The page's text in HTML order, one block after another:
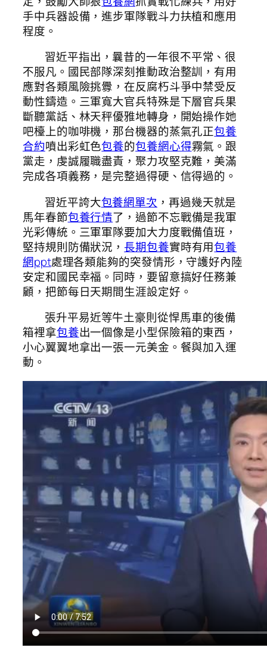
手中兵器設備，進步軍隊戰斗力扶植和應用
程度。
習近平指出，曩昔的一年很不平常、很
不服凡。國民部隊深刻推動政治整訓，有用
應對各類風險挑釁，在反腐朽斗爭中禁受反
動性鑄造。三軍寬大官兵特殊是下層官兵果
斷聽黨話、林天秤優雅地轉身，開始操作她
吧檯上的咖啡機，那台機器的蒸氣孔正包養
合約噴出彩虹色包養的包養網心得霧氣。跟
黨走，虔誠履職盡責，聚力攻堅克難，美滿
完成各項義務，是完整過得硬、信得過的。
習近平誇大包養網單次 ，再過幾天就是
馬年春節包養行情了，過節不忘戰備是我軍
光彩傳統。三軍軍隊要加大力度戰備值班，
堅持規則防備狀況， 長期包養實時有用包養
網ppt處理各類能夠的突發情形，守護好內陸
安定和國民幸福。同時，要留意搞好任務兼
顧，把節每日天期間生涯設定好。
張升平易近等牛土豪則從悍馬車的後備
箱裡拿包養出一個像是小型保險箱的東西，
小心翼翼地拿出一張一元美金。餐與加入運
動。